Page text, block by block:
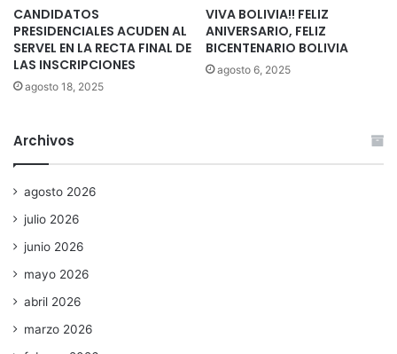
CANDIDATOS
PRESIDENCIALES ACUDEN AL
SERVEL EN LA RECTA FINAL DE
LAS INSCRIPCIONES
agosto 18, 2025
VIVA BOLIVIA!! FELIZ
ANIVERSARIO, FELIZ
BICENTENARIO BOLIVIA
agosto 6, 2025
Archivos
agosto 2026
julio 2026
junio 2026
mayo 2026
abril 2026
marzo 2026